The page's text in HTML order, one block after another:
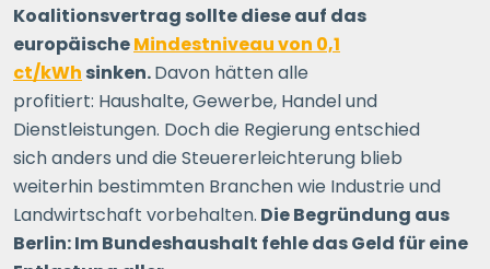
Koalitionsvertrag sollte diese auf das
europäischeMindestniveau von 0,1
ct/kWh sinken.Davon hätten alle
profitiert: Haushalte, Gewerbe, Handel und
Dienstleistungen. Doch die Regierung entschied
sich anders und die Steuererleichterung blieb
weiterhin bestimmten Branchen wie Industrie und
Landwirtschaft vorbehalten. Die Begründung aus
Berlin: Im Bundeshaushalt fehle das Geld für eine